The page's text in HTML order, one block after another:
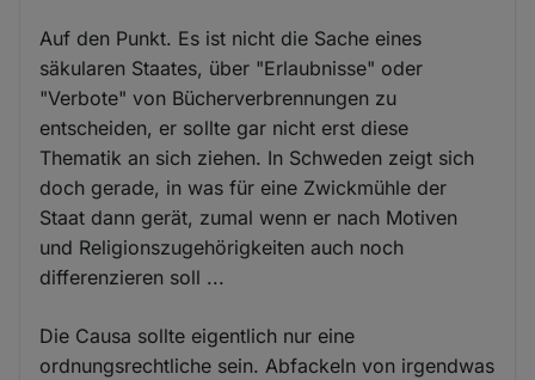
Auf den Punkt. Es ist nicht die Sache eines
säkularen Staates, über "Erlaubnisse" oder
"Verbote" von Bücherverbrennungen zu
entscheiden, er sollte gar nicht erst diese
Thematik an sich ziehen. In Schweden zeigt sich
doch gerade, in was für eine Zwickmühle der
Staat dann gerät, zumal wenn er nach Motiven
und Religionszugehörigkeiten auch noch
differenzieren soll ...
Die Causa sollte eigentlich nur eine
ordnungsrechtliche sein. Abfackeln von irgendwas